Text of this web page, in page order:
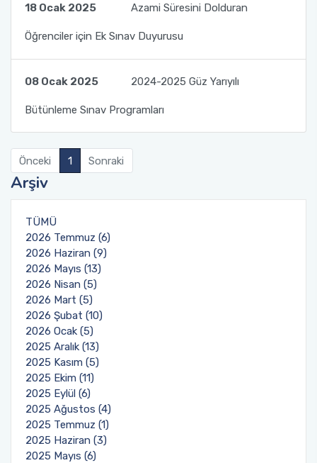
18 Ocak 2025 Azami Süresini Dolduran
Öğrenciler için Ek Sınav Duyurusu
08 Ocak 2025 2024-2025 Güz Yarıyılı
Bütünleme Sınav Programları
Önceki 1 Sonraki
Arşiv
TÜMÜ
2026 Temmuz (6)
2026 Haziran (9)
2026 Mayıs (13)
2026 Nisan (5)
2026 Mart (5)
2026 Şubat (10)
2026 Ocak (5)
2025 Aralık (13)
2025 Kasım (5)
2025 Ekim (11)
2025 Eylül (6)
2025 Ağustos (4)
2025 Temmuz (1)
2025 Haziran (3)
2025 Mayıs (6)
Fotoğraf Galerisi
Değişim Programları
Mezun Bilgi Sistemi
Aday Öğrenci